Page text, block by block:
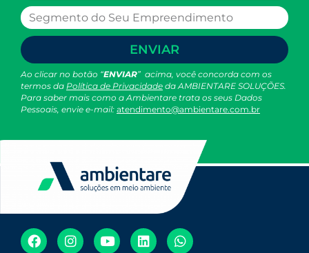
ENVIAR
Ao clicar no botão “ENVIAR” acima, você concorda com os
termos da Política de Privacidade da AMBIENTARE SOLUÇÕES.
Para saber mais como a Ambientare trata os seus Dados
Pessoais, envie e-mail: atendimento@ambientare.com.br